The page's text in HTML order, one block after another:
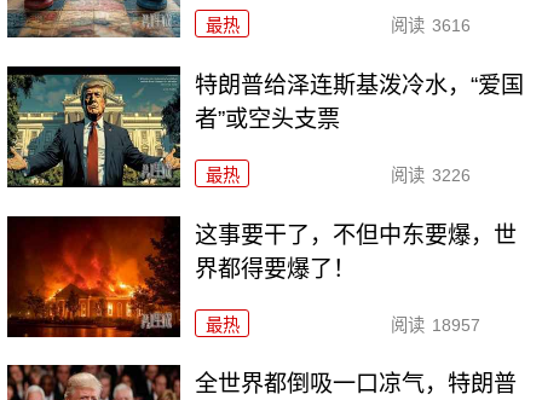
最热 阅读 3616
特朗普给泽连斯基泼冷水，“爱国
者”或空头支票
最热 阅读 3226
这事要干了，不但中东要爆，世
界都得要爆了！
最热 阅读 18957
全世界都倒吸一口凉气，特朗普